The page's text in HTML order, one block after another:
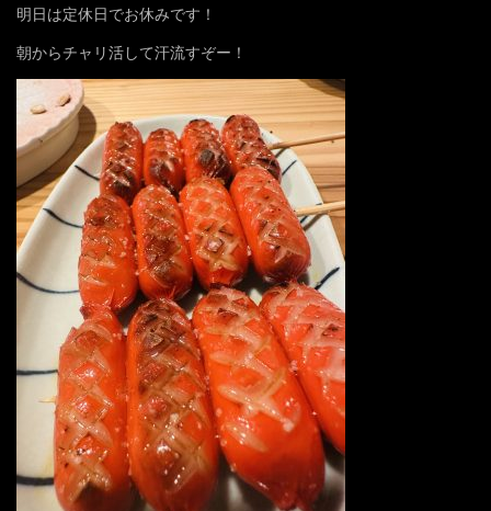
明日は定休日でお休みです！
朝からチャリ活して汗流すぞー！